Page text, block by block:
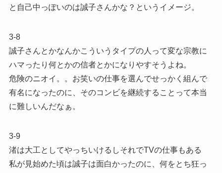
と自己中っぽいのは誠子さんかな？というイメージ。
3-8
誠子さんとかなんかこういうタイプの人って変な宗教に
ハマったり何とかの信者とかになりやすそうよね。
危険のニオイ。。お笑いの仕事を選んでせっかく組んで
有名になったのに、そのコンビを継続することって本当
に難しいんだなぁ。
3-9
渚は大工としてやっちいけるしそれでTVの仕事もある
私が見始めた頃は誠子は面白かったのに、何をとち狂っ